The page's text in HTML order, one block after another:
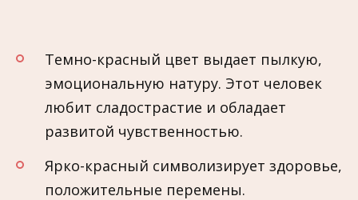
Темно-красный цвет выдает пылкую,
эмоциональную натуру. Этот человек
любит сладострастие и обладает
развитой чувственностью.
Ярко-красный символизирует здоровье,
положительные перемены.